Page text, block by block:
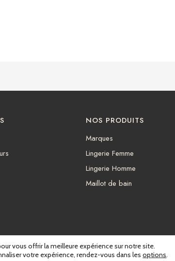
NOS PRODUITS
Marques
Lingerie Femme
Lingerie Homme
Maillot de bain
Politique de confidentialité
vous offrir la meilleure expérience sur notre site.
votre expérience, rendez-vous dans lesoptions.